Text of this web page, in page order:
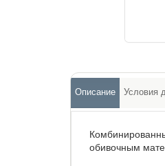
Описание Условия
обивочным